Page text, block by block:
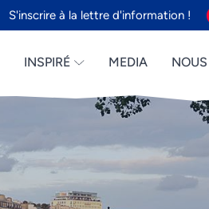
S'inscrire à la lettre d'information !
INSPIRÉ MEDIA